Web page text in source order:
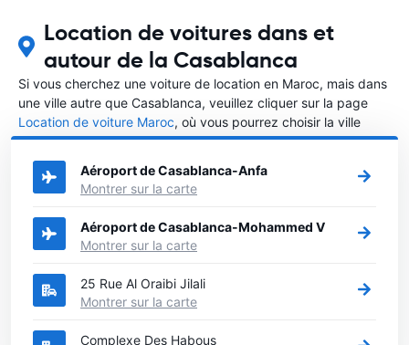
Location de voitures dans et
autour de la Casablanca
Si vous cherchez une voiture de location en Maroc, mais dans
une ville autre que Casablanca, veuillez cliquer sur la page
Location de voiture Maroc, où vous pourrez choisir la ville
dans le Maroc où vous souhaitez louer une voiture.
Aéroport de Casablanca-Anfa
Montrer sur la carte
Aéroport de Casablanca-Mohammed V
Montrer sur la carte
25 Rue Al Oraibi Jilali
Montrer sur la carte
Complexe Des Habous